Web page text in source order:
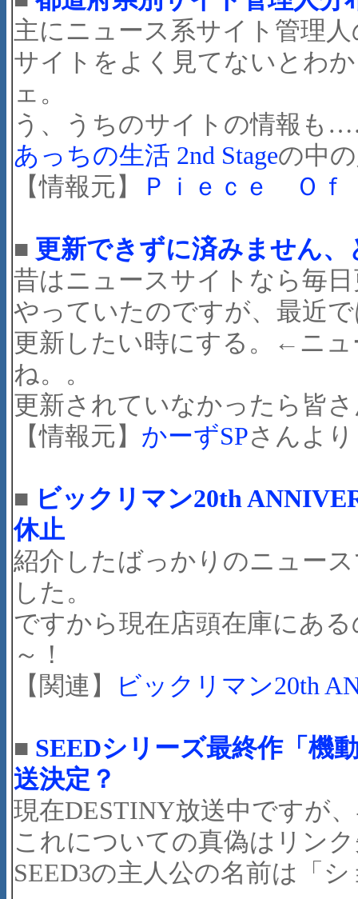
主にニュース系サイト管理
サイトをよく見てないとわ
ェ。
う、うちのサイトの情報も
あっちの生活 2nd Stageの中
【情報元】
Ｐｉｅｃｅ Ｏ
■ 更新できずに済みません、
昔はニュースサイトなら毎
やっていたのですが、最近
更新したい時にする。←ニ
ね。。
更新されていなかったら皆
【情報元】 かーずSPさんより
■ ビックリマン20th
休止
紹介したばっかりのニュー
した。
ですから現在店頭在庫にあ
～！
【関連】
ビックリマン20th
■ SEEDシリーズ最終作「機
送決定？
現在DESTINY放送中ですが
これについての真偽はリン
SEED3の主人公の名前は「